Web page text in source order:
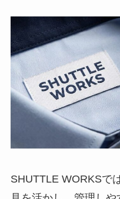
SHUTTLE WORKSで